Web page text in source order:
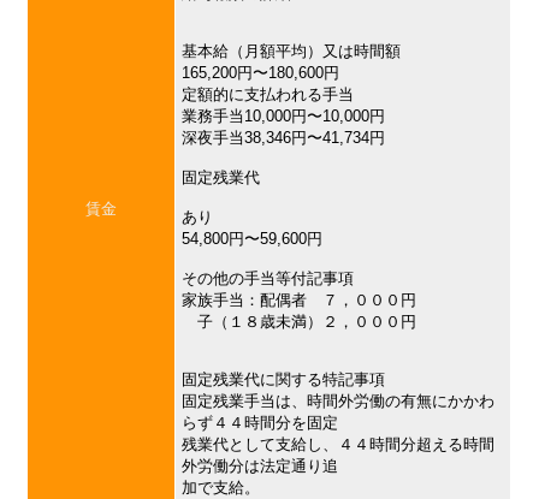
賃金
基本給（月額平均）又は時間額
165,200円〜180,600円
定額的に支払われる手当
業務手当10,000円〜10,000円
深夜手当38,346円〜41,734円
固定残業代
あり
54,800円〜59,600円
その他の手当等付記事項
家族手当：配偶者 ７，０００円
子（１８歳未満）２，０００円
固定残業代に関する特記事項
固定残業手当は、時間外労働の有無にかかわ
らず４４時間分を固定
残業代として支給し、４４時間分超える時間
外労働分は法定通り追
加で支給。